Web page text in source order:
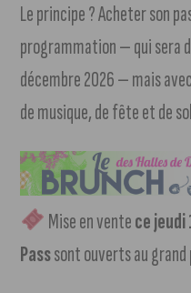
Le principe ? Acheter son
programmation — qui sera
décembre 2026 — mais
de musique, de fête et de
Mise en ventece
Passsont ouverts au